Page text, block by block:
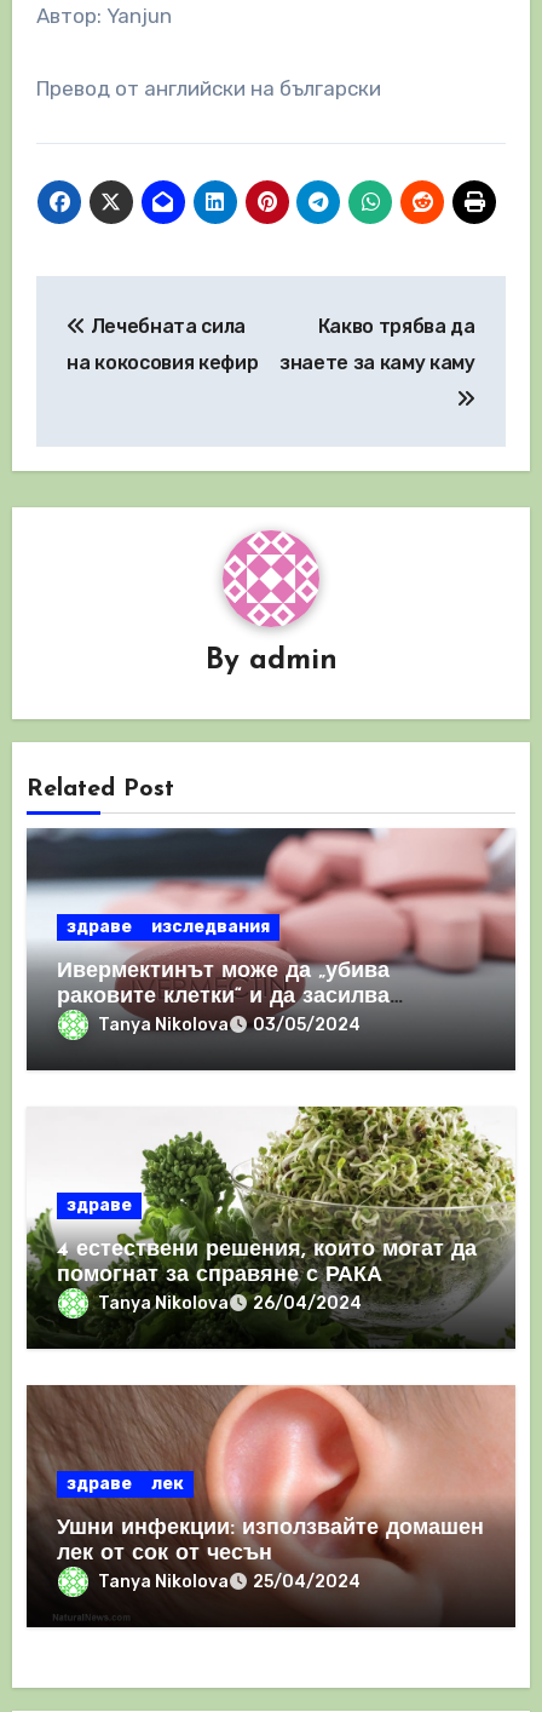
Автор: Yanjun
Превод от английски на български
Лечебната сила
на кокосовия кефир
Какво трябва да
знаете за каму каму
By admin
Related Post
здраве изследвания
Ивермектинът може да „убива
раковите клетки“ и да засилва
имунния отговор
Tanya Nikolova 03/05/2024
здраве
4 естествени решения, които могат да
помогнат за справяне с РАКА
Tanya Nikolova 26/04/2024
здраве лек
Ушни инфекции: използвайте домашен
лек от сок от чесън
Tanya Nikolova 25/04/2024